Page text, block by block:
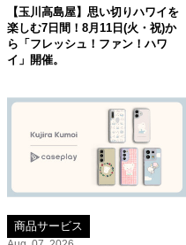
【玉川高島屋】思い切りハワイを
楽しむ7日間！8月11日(火・祝)か
ら「フレッシュ！ファン！ハワ
イ」開催。
商品サービス